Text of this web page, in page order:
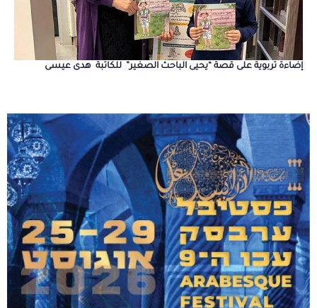
إضاءة تربوية على قصة “يحيى الباحث الصغير” للكاتبة هدى عيسى